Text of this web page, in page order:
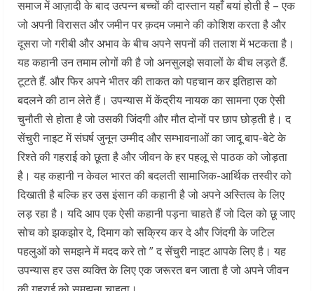
समाज में आज़ादी के बाद उत्पन्न बच्चों की दास्तान यहाँ बयां होती है – एक
जो अपनी विरासत और जमीन पर क़दम जमाने की कोशिश करता है और
दूसरा जो गरीबी और अभाव के बीच अपने सपनों की तलाश में भटकता है।
यह कहानी उन तमाम लोगों की है जो अनसुलझे सवालों के बीच लड़ते हैं.
टूटते हैं. और फिर अपने भीतर की ताकत को पहचान कर इतिहास को
बदलने की ठान लेते हैं। उपन्यास में केंद्रीय नायक का सामना एक ऐसी
चुनौती से होता है जो उसकी जिंदगी और मौत दोनों पर छाप छोड़ती है। द
सेंचुरी नाइट में संघर्ष जुनून उम्मीद और सम्भावनाओं का जादू बाप-बेटे के
रिश्ते की गहराई को छूता है और जीवन के हर पहलू से पाठक को जोड़ता
है। यह कहानी न केवल भारत की बदलती सामाजिक-आर्थिक तस्वीर को
दिखाती है बल्कि हर उस इंसान की कहानी है जो अपने अस्तित्व के लिए
लड़ रहा है। यदि आप एक ऐसी कहानी पड़ना चाहते हैं जो दिल को छू जाए
सोच को झकझोर दे, दिमाग को सक्रिय कर दे और जिंदगी के जटिल
पहलुओं को समझने में मदद करे तो ” द सेंचुरी नाइट आपके लिए है। यह
उपन्यास हर उस व्यक्ति के लिए एक जरूरत बन जाता है जो अपने जीवन